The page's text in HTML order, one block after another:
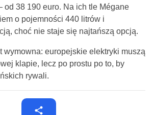
38 190 euro. Na ich tle Mégane
o pojemności 440 litrów i
choć nie staje się najtańszą opcją.
wymowna: europejskie elektryki muszą
klapie, lecz po prostu po to, by
rywali.